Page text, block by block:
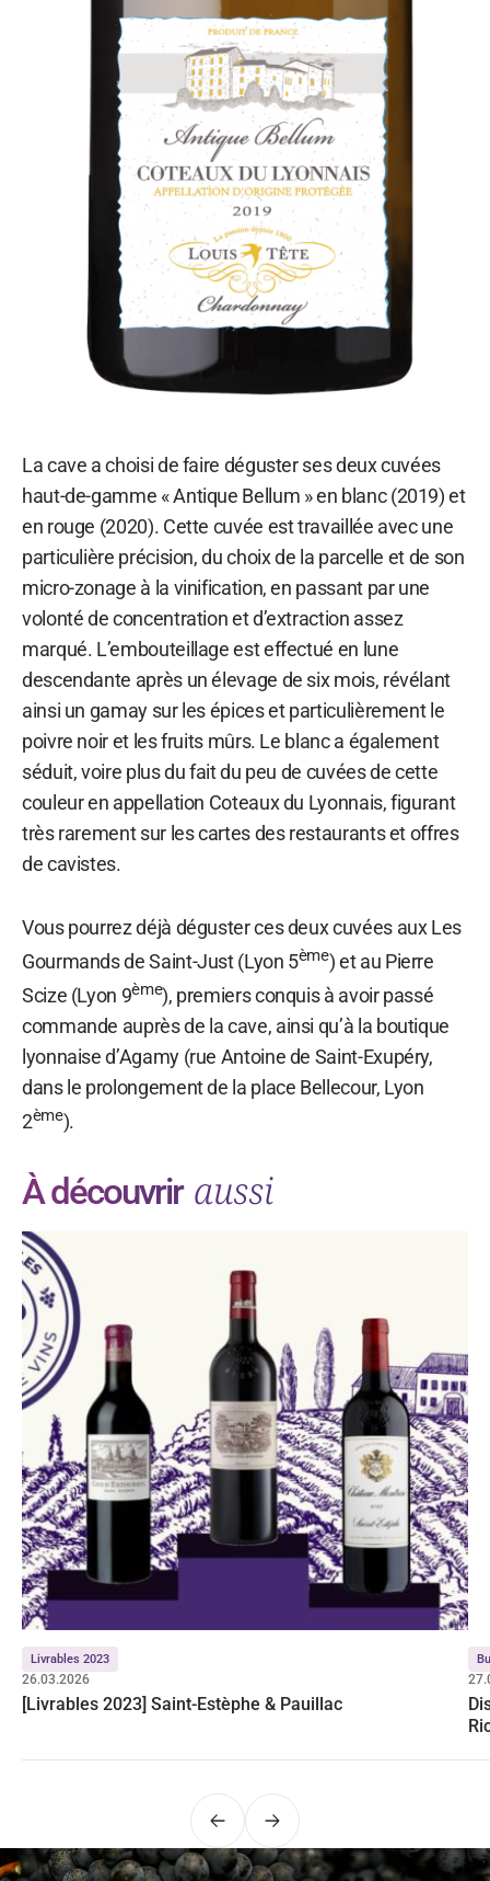
La cave a choisi de faire déguster ses deux cuvées
haut-de-gamme « Antique Bellum » en blanc (2019) et
en rouge (2020). Cette cuvée est travaillée avec une
particulière précision, du choix de la parcelle et de son
micro-zonage à la vinification, en passant par une
volonté de concentration et d’extraction assez
marqué. L’embouteillage est effectué en lune
descendante après un élevage de six mois, révélant
ainsi un gamay sur les épices et particulièrement le
poivre noir et les fruits mûrs. Le blanc a également
séduit, voire plus du fait du peu de cuvées de cette
couleur en appellation Coteaux du Lyonnais, figurant
très rarement sur les cartes des restaurants et offres
de cavistes.
Vous pourrez déjà déguster ces deux cuvées aux Les
Gourmands de Saint-Just (Lyon 5ème) et au Pierre
Scize (Lyon 9ème), premiers conquis à avoir passé
commande auprès de la cave, ainsi qu’à la boutique
lyonnaise d’Agamy (rue Antoine de Saint-Exupéry,
dans le prolongement de la place Bellecour, Lyon
2ème).
À découvrir aussi
Livrables 2023
26.03.2026
[Livrables 2023] Saint-Estèphe & Pauillac
PrécédentSuivant